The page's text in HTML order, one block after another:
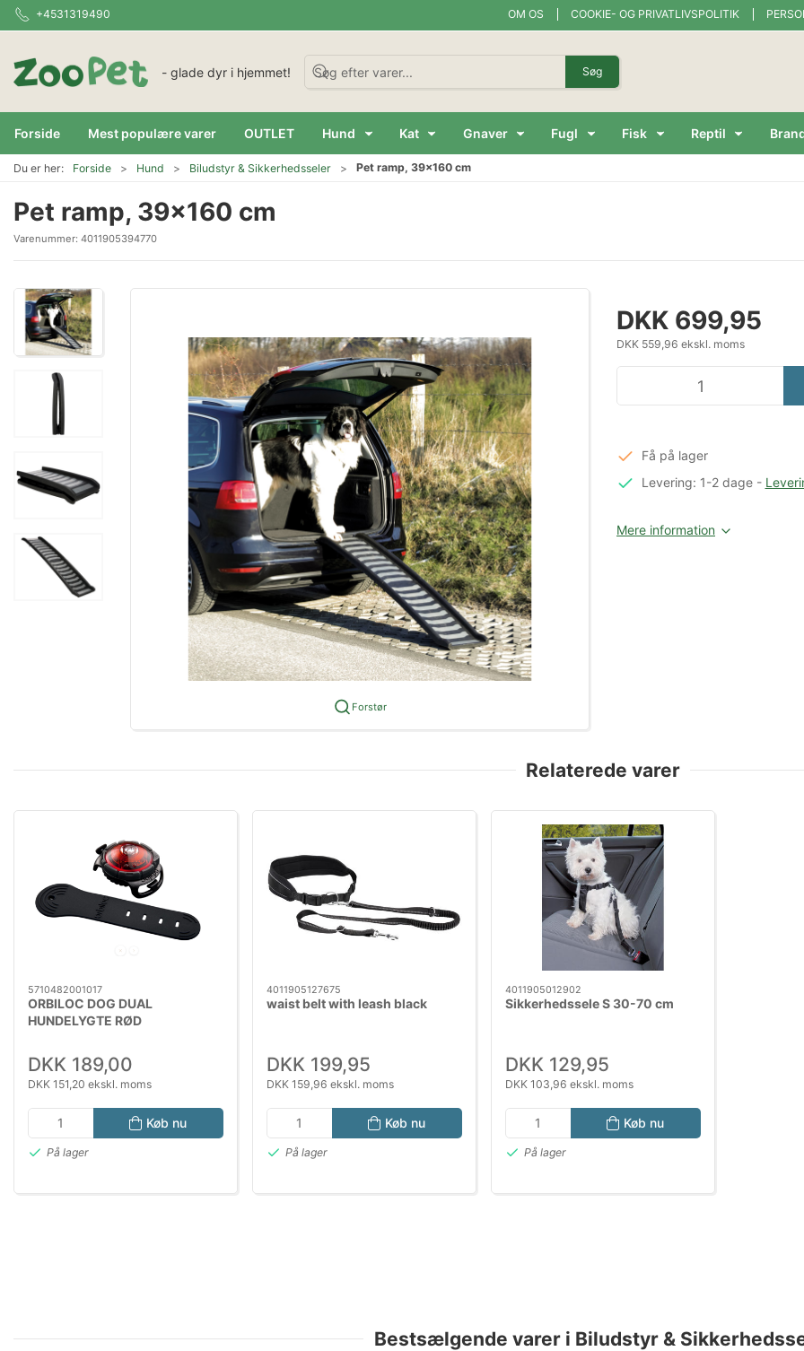
+4531319490 OM OS COOKIE- OG PRIVATLIVSPOLITIK
- glade dyr i hjemmet! Søg
Forside Mest populære varer OUTLET Hund Kat Gnaver Fugl Fisk Reptil
Du er her: Forside Hund Biludstyr & Sikkerhedsseler Pet ramp, 39x160 cm
Pet ramp, 39x160 cm
Varenummer: 4011905394770
Forstør
DKK 699,95
DKK 559,96 ekskl. moms
Få på lager
Levering: 1-2 dage-
Mere information
Relaterede varer
5710482001017
ORBILOC DOG DUAL
HUNDELYGTE RØD
DKK 189,00
DKK 151,20 ekskl. moms
Køb nu
På lager
4011905127675
waist belt with leash black
DKK 199,95
DKK 159,96 ekskl. moms
Køb nu
På lager
4011905012902
Sikkerhedssele S 30-70 cm
DKK 129,95
DKK 103,96 ekskl. moms
Køb nu
På lager
Bestsælgende varer i Biludstyr &